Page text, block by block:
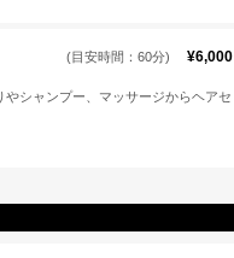
(目安時間：60分) ¥6,000
シャンプー、マッサージからヘアセ